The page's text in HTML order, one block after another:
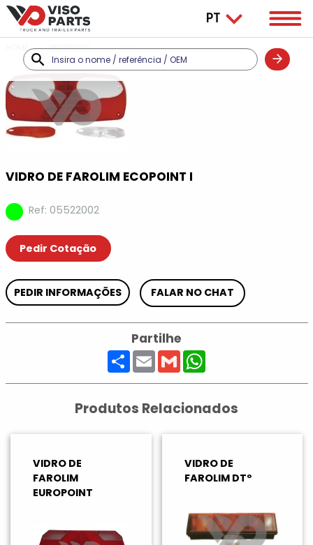
PRODUTOS VIDROS
VIDRO DE FAROLIM ECOPOINT I
Ref: 05522002
Pedir Cotação
PEDIR INFORMAÇÕES FALAR NO CHAT
Partilhe
ShareEmailGmail
Produtos Relacionados
VIDRO DE
FAROLIM
EUROPOINT
VIDRO DE
FAROLIM DTº